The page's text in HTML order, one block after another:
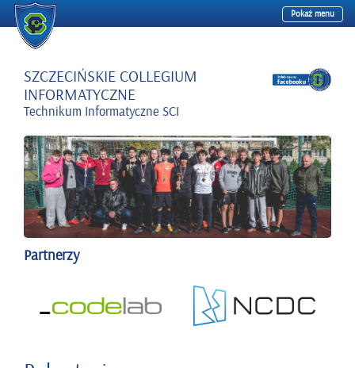
Przejdź
Pokaż menu
SZCZECIŃSKIE COLLEGIUM
INFORMATYCZNE
Technikum Informatyczne SCI
Partnerzy